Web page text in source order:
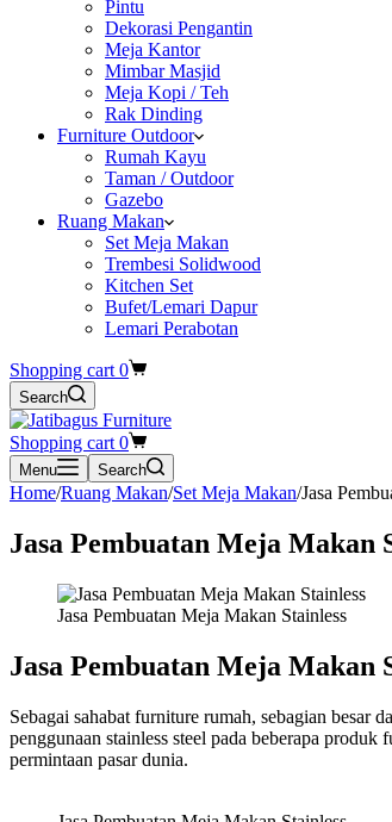
Pintu
Dekorasi Pengantin
Meja Kantor
Mimbar Masjid
Meja Kopi / Teh
Rak Dinding
Furniture Outdoor
Rumah Kayu
Taman / Outdoor
Gazebo
Ruang Makan
Set Meja Makan
Trembesi Solidwood
Kitchen Set
Bufet/Lemari Dapur
Lemari Perabotan
Shopping cart 0
Search
Shopping cart 0
Menu Search
Home/Ruang Makan/Set Meja Makan/Jasa
Jasa Pembuatan Meja Makan
Jasa Pembuatan Meja Makan Stainless
Jasa Pembuatan Meja
Sebagai sahabat furniture rumah, sebagian besar
penggunaan stainless steel pada beberapa
permintaan pasar dunia.